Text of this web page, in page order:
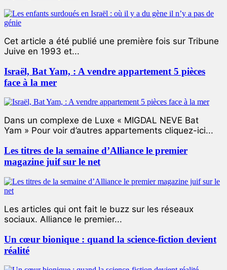
Cet article a été publié une première fois sur Tribune
Juive en 1993 et...
Israël, Bat Yam, : A vendre appartement 5 pièces
face à la mer
Dans un complexe de Luxe « MIGDAL NEVE Bat
Yam » Pour voir d’autres appartements cliquez-ici...
Les titres de la semaine d’Alliance le premier
magazine juif sur le net
Les articles qui ont fait le buzz sur les réseaux
sociaux. Alliance le premier...
Un cœur bionique : quand la science-fiction devient
réalité